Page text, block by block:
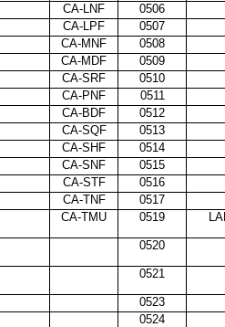
CA-LNF
0506
CA-LPF
0507
CA-MNF
0508
CA-MDF
0509
CA-SRF
0510
CA-PNF
0511
CA-BDF
0512
CA-SQF
0513
CA-SHF
0514
CA-SNF
0515
CA-STF
0516
CA-TNF
0517
CA-TMU
0519
0520
0521
0523
0524